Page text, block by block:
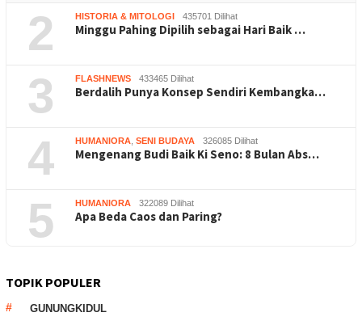
2 HISTORIA & MITOLOGI 435701 Dilihat
Minggu Pahing Dipilih sebagai Hari Baik …
3 FLASHNEWS 433465 Dilihat
Berdalih Punya Konsep Sendiri Kembangka…
4 HUMANIORA SENI BUDAYA 326085 Dilihat
Mengenang Budi Baik Ki Seno: 8 Bulan Abs…
5 HUMANIORA 322089 Dilihat
Apa Beda Caos dan Paring?
TOPIK POPULER
GUNUNGKIDUL